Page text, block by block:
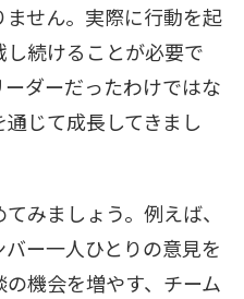
せん。実際に行動を起
続けることが必要で
ダーだったわけではな
じて成長してきまし
みましょう。例えば、
ー一人ひとりの意見を
機会を増やす、チーム